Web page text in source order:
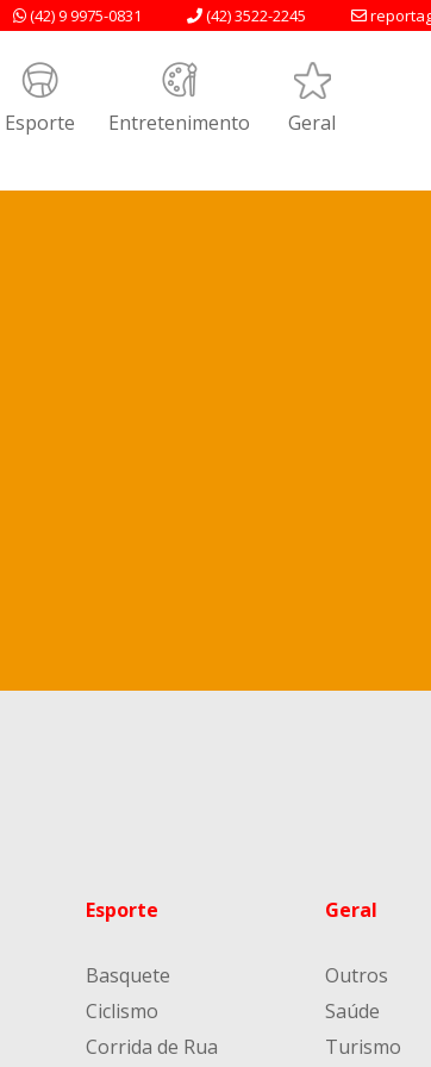
(42) 3522-2245
(42) 9 9975-0831
Esporte Entretenimento Geral
Esporte
Basquete
Ciclismo
Corrida de Rua
Geral
Outros
Saúde
Turismo